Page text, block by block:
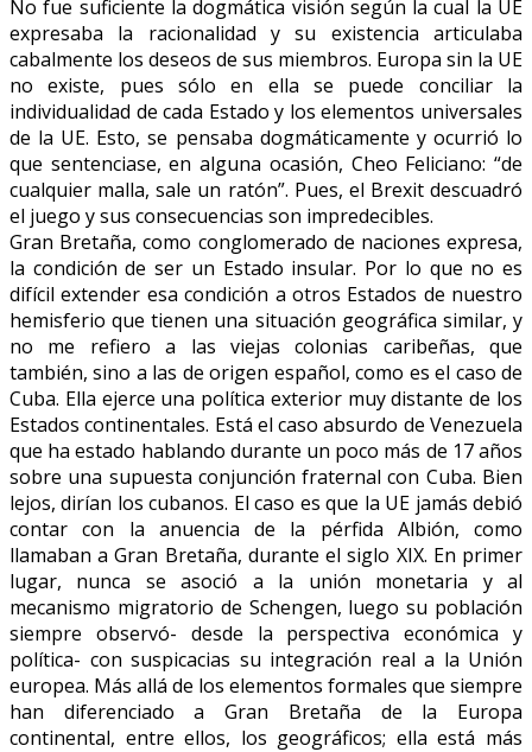
No fue suficiente la dogmática visión según la cual la UE
expresaba la racionalidad y su existencia articulaba
cabalmente los deseos de sus miembros. Europa sin la UE
no existe, pues sólo en ella se puede conciliar la
individualidad de cada Estado y los elementos universales
de la UE. Esto, se pensaba dogmáticamente y ocurrió lo
que sentenciase, en alguna ocasión, Cheo Feliciano: “de
cualquier malla, sale un ratón”. Pues, el Brexit descuadró
el juego y sus consecuencias son impredecibles.
Gran Bretaña, como conglomerado de naciones expresa,
la condición de ser un Estado insular. Por lo que no es
difícil extender esa condición a otros Estados de nuestro
hemisferio que tienen una situación geográfica similar, y
no me refiero a las viejas colonias caribeñas, que
también, sino a las de origen español, como es el caso de
Cuba. Ella ejerce una política exterior muy distante de los
Estados continentales. Está el caso absurdo de Venezuela
que ha estado hablando durante un poco más de 17 años
sobre una supuesta conjunción fraternal con Cuba. Bien
lejos, dirían los cubanos. El caso es que la UE jamás debió
contar con la anuencia de la pérfida Albión, como
llamaban a Gran Bretaña, durante el siglo XIX. En primer
lugar, nunca se asoció a la unión monetaria y al
mecanismo migratorio de Schengen, luego su población
siempre observó- desde la perspectiva económica y
política- con suspicacias su integración real a la Unión
europea. Más allá de los elementos formales que siempre
han diferenciado a Gran Bretaña de la Europa
continental, entre ellos, los geográficos; ella está más